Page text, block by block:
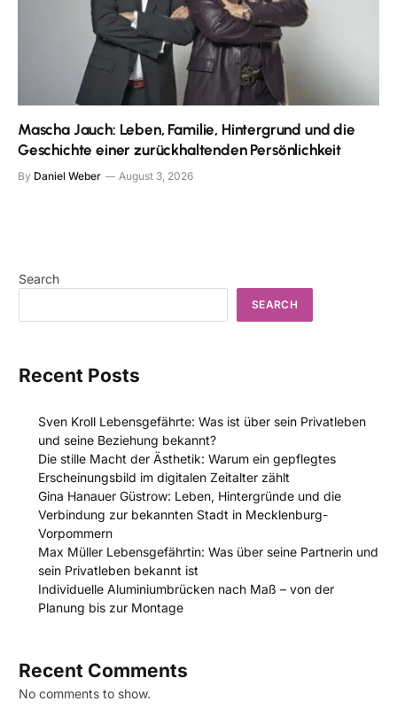
Mascha Jauch: Leben, Familie, Hintergrund und die
Geschichte einer zurückhaltenden Persönlichkeit
By Daniel Weber August 3, 2026
Search
SEARCH
Recent Posts
Sven Kroll Lebensgefährte: Was ist über sein Privatleben
und seine Beziehung bekannt?
Die stille Macht der Ästhetik: Warum ein gepflegtes
Erscheinungsbild im digitalen Zeitalter zählt
Gina Hanauer Güstrow: Leben, Hintergründe und die
Verbindung zur bekannten Stadt in Mecklenburg-
Vorpommern
Max Müller Lebensgefährtin: Was über seine Partnerin und
sein Privatleben bekannt ist
Individuelle Aluminiumbrücken nach Maß – von der
Planung bis zur Montage
Recent Comments
No comments to show.